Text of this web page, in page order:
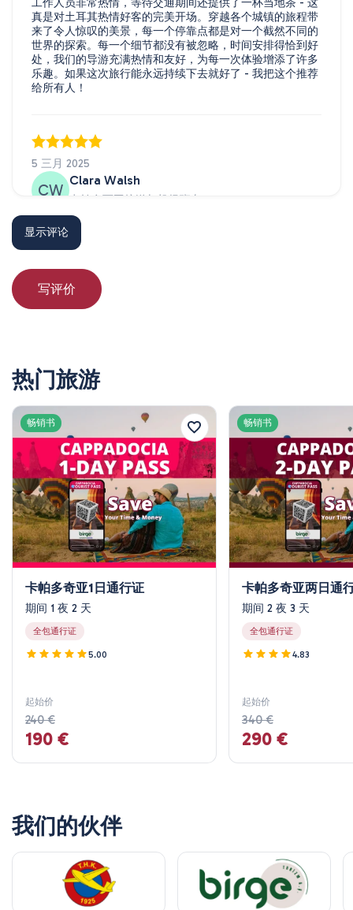
工作人员非常热情，等待交通期间还提供了一杯当地茶 - 这
真是对土耳其热情好客的完美开场。穿越各个城镇的旅程带
来了令人惊叹的美景，每一个停靠点都是对一个截然不同的
世界的探索。每一个细节都没有被忽略，时间安排得恰到好
处，我们的导游充满热情和友好，为每一次体验增添了许多
乐趣。如果这次旅行能永远持续下去就好了 - 我把这个推荐
给所有人！
5 三月 2025
CW
Clara Walsh
卡帕多西亚接送与机场班车
哦哇，真想说这次经历简直令人难忘。从我们被接走的那一
刻起，服务就非常棒，令人感到舒适。司机非常友好，他与
在旅行中找到如此个人化和温暖的体验实属罕见，卡帕多奇
亚团队确实让我们感到像家人一样。我真记不清上一次哪次
旅行让我如此感激，真的珍惜每一刻。一定会带着我的孩子
再回来！所以，这真的是值得每一分钱。
23 八月 2025
EW
Emily Walker
卡帕多西亚接送与机场班车
哇，真的哇！我无法用言语表达我与这个接送服务的经历有
多么惊人。工作人员非常友好和耐心，他们竭尽全力确保我
们感到舒适。整个旅程顺利无忧，这正是我在长途飞行后所
需的。很少会遇到那些真正关心你享受的人，我们真的感到
被宠爱和关心。我不仅收获了美好的回忆，还有朋友。不要
犹豫，这些人真是太棒了！
6 四月 2025
SW
Sandra Whitman
卡帕多西亚接送与机场班车
这不仅仅是关于那如同来自另一个世界的美丽风景——更是
我们导游的热情和细心令人难忘。我真的很欣赏他分享的小
历史细节。如果你在这个地区，真心推荐这次旅行。绝对值
显示评论
写评价
热门旅游
畅销书
卡帕多奇亚1日通行证
期间 1 夜 2 天
全包通行证
5.00
起始价
240 €
190 €
畅销书
卡帕多奇亚两日通
期间 2 夜 3 天
全包通行证
4.83
起始价
340 €
290 €
我们的伙伴